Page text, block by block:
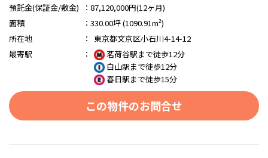
預託金(保証金/敷金)
： 87,120,000円(12ヶ月)
面積
： 330.00坪 (1090.91m²)
所在地
：
東京都文京区小石川4-14-12
最寄駅
：
茗荷谷駅まで徒歩12分
白山駅まで徒歩12分
春日駅まで徒歩15分
この物件のお問合せ